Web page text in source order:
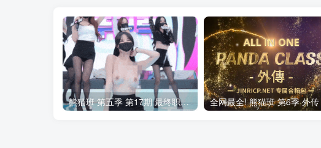
熊猫班 第五季 第17期 最终职级赛&完结